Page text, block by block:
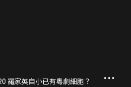
羅家英自小已有粵劇細胞？